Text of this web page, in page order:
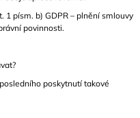
1 písm. b) GDPR – plnění smlouvy
povinnosti.
poskytnutí takové